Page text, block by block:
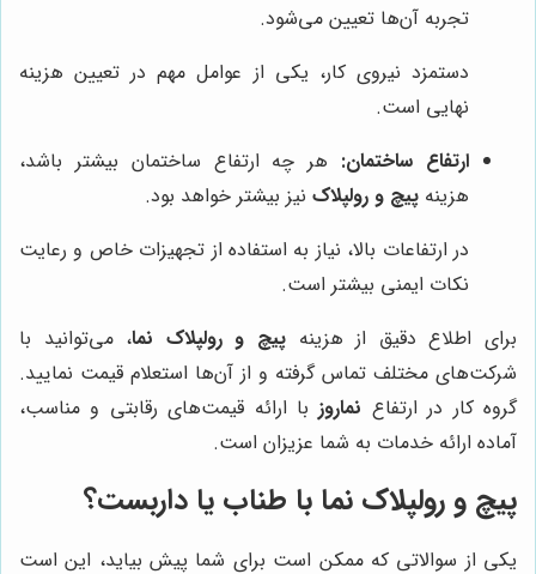
تجربه آن‌ها تعیین می‌شود.
دستمزد نیروی کار، یکی از عوامل مهم در تعیین هزینه
نهایی است.
ارتفاع ساختمان: هر چه ارتفاع ساختمان بیشتر باشد،
هزینه پیچ و رولپلاک نیز بیشتر خواهد بود.
در ارتفاعات بالا، نیاز به استفاده از تجهیزات خاص و رعایت
نکات ایمنی بیشتر است.
برای اطلاع دقیق از هزینه پیچ و رولپلاک نما، می‌توانید با
شرکت‌های مختلف تماس گرفته و از آن‌ها استعلام قیمت نمایید.
گروه کار در ارتفاع نماروز با ارائه قیمت‌های رقابتی و مناسب،
آماده ارائه خدمات به شما عزیزان است.
پیچ و رولپلاک نما با طناب یا داربست؟
یکی از سوالاتی که ممکن است برای شما پیش بیاید، این است